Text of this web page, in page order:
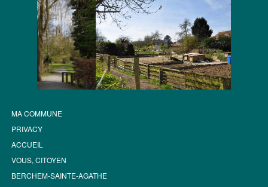
MA COMMUNE
PRIVACY
ACCUEIL
VOUS, CITOYEN
BERCHEM-SAINTE-AGATHE